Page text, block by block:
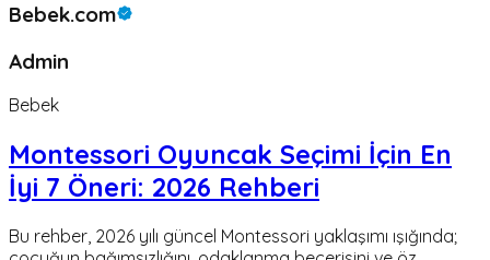
Bebek.com
Admin
Bebek
Montessori Oyuncak Seçimi İçin En
İyi 7 Öneri: 2026 Rehberi
Bu rehber, 2026 yılı güncel Montessori yaklaşımı ışığında;